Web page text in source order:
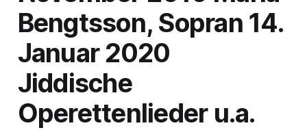
Bengtsson, Sopran 14.
Januar 2020
Jiddische
Operettenlieder u.a.